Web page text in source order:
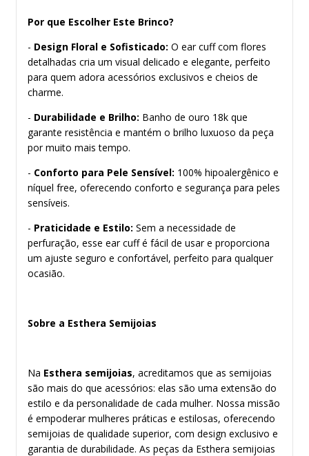
Por que Escolher Este Brinco?
- Design Floral e Sofisticado: O ear cuff com flores
detalhadas cria um visual delicado e elegante, perfeito
para quem adora acessórios exclusivos e cheios de
charme.
- Durabilidade e Brilho: Banho de ouro 18k que
garante resistência e mantém o brilho luxuoso da peça
por muito mais tempo.
- Conforto para Pele Sensível: 100% hipoalergênico e
níquel free, oferecendo conforto e segurança para peles
sensíveis.
- Praticidade e Estilo: Sem a necessidade de
perfuração, esse ear cuff é fácil de usar e proporciona
um ajuste seguro e confortável, perfeito para qualquer
ocasião.
Sobre a Esthera Semijoias
Na Esthera semijoias, acreditamos que as semijoias
são mais do que acessórios: elas são uma extensão do
estilo e da personalidade de cada mulher. Nossa missão
é empoderar mulheres práticas e estilosas, oferecendo
semijoias de qualidade superior, com design exclusivo e
garantia de durabilidade. As peças da Esthera semijoias